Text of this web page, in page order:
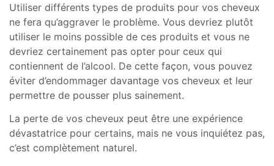
Utiliser différents types de produits pour vos cheveux
ne fera qu’aggraver le problème. Vous devriez plutôt
utiliser le moins possible de ces produits et vous ne
devriez certainement pas opter pour ceux qui
contiennent de l’alcool. De cette façon, vous pouvez
éviter d’endommager davantage vos cheveux et leur
permettre de pousser plus sainement.
La perte de vos cheveux peut être une expérience
dévastatrice pour certains, mais ne vous inquiétez pas,
c’est complètement naturel.